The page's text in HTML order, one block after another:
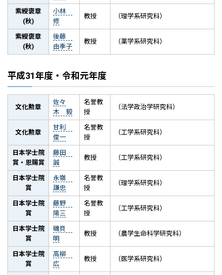
紫綬褒章
(秋)
小林
修
教授 （理学系研究科）
紫綬褒章
(秋)
後藤
由季子
教授 （薬学系研究科）
平成31年度・令和元年度
文化勲章
佐々
木 毅
名誉教
授
（法学政治学研究科）
文化勲章
甘利
俊一
名誉教
授
（工学系研究科）
日本学士院
賞・恩賜賞
藤田
誠
教授 （工学系研究科）
日本学士院
賞
永嶺
謙忠
名誉教
授
（理学系研究科）
日本学士院
賞
藤野
陽三
名誉教
授
（工学系研究科）
日本学士院
賞
磯貝
明
教授 （農学生命科学研究科）
日本学士院
賞
高柳
広
教授 （医学系研究科）